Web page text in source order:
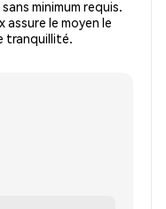
minimum requis.
assure le moyen le
tranquillité.